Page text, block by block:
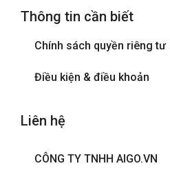
Thông tin cần biết
Chính sách quyền riêng tư
Điều kiện & điều khoản
Liên hệ
CÔNG TY TNHH AIGO.VN